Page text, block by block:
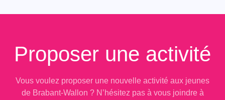
Proposer une activité
Vous voulez proposer une nouvelle activité aux jeunes
de Brabant-Wallon ? N’hésitez pas à vous joindre à